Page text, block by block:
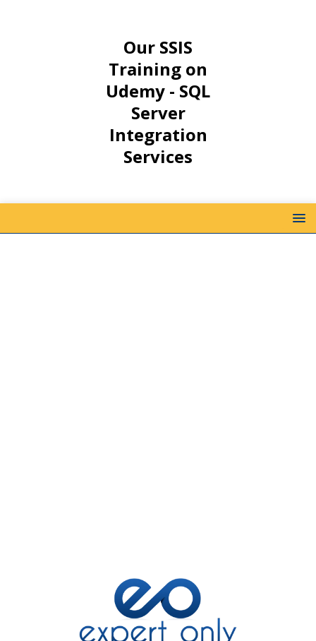
Our SSIS
Training on
Udemy - SQL
Server
Integration
Services